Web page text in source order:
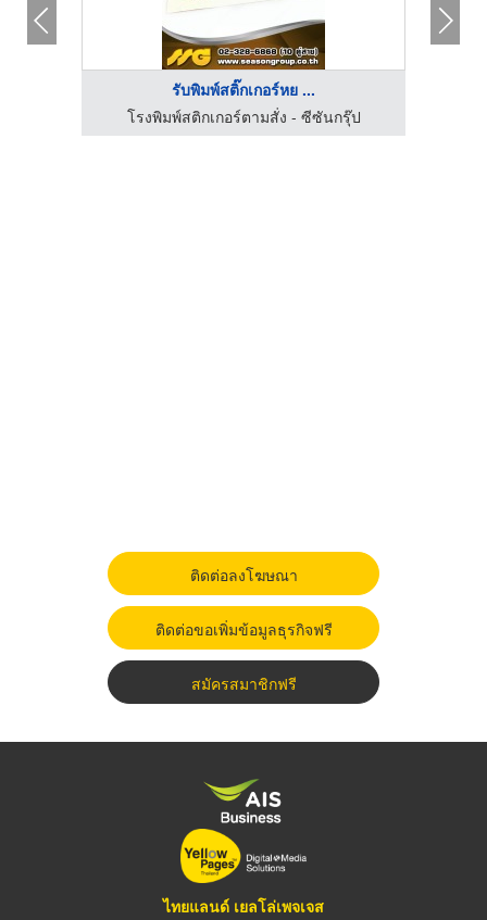
รับพิมพ์สติ๊กเกอร์หย ...
โรงพิมพ์สติกเกอร์ตามสั่ง - ซีซันกรุ๊ป
ติดต่อลงโฆษณา
ติดต่อขอเพิ่มข้อมูลธุรกิจฟรี
สมัครสมาชิกฟรี
ไทยแลนด์ เยลโล่เพจเจส